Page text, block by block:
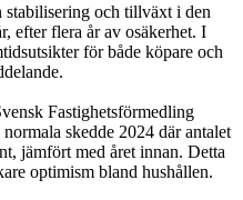
stabilisering och tillväxt i den
efter flera år av osäkerhet. I
för både köpare och
Fastighetsförmedling
skedde 2024 där antalet
jämfört med året innan. Detta
optimism bland hushållen.